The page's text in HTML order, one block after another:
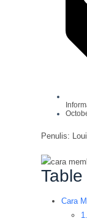
Penulis:
Cara